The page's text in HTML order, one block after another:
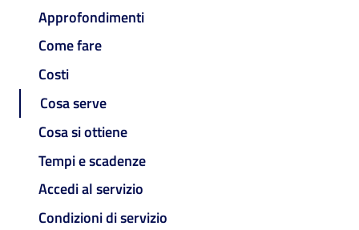
Approfondimenti
Come fare
Costi
Cosa serve
Cosa si ottiene
Tempi e scadenze
Accedi al servizio
Condizioni di servizio